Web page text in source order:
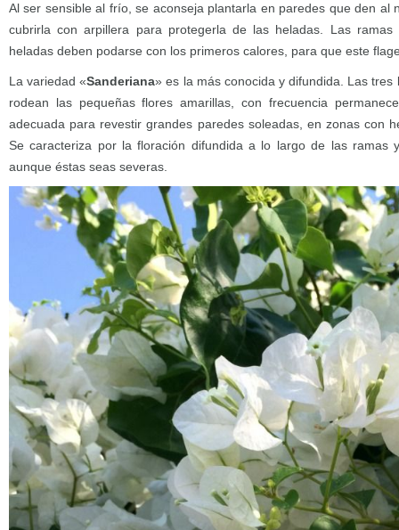
Al ser sensible al frío, se aconseja plantarla en paredes que den al
cubrirla con arpillera para protegerla de las heladas. Las
heladas deben podarse con los primeros calores, para que este
La variedad «Sanderiana» es la más conocida y difundida. Las
rodean las pequeñas flores amarillas, con frecuencia
adecuada para revestir grandes paredes soleadas, en zonas con
Se caracteriza por la floración difundida a lo largo de las ramas
aunque éstas seas severas.